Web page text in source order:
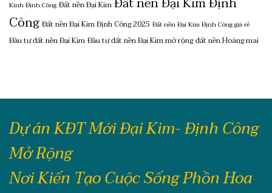
Kinh Định Công Đất nền Đại Kim
CôngĐất nền Đại Kim Định Công 2025 Đất nền Đại Kim Định Công giá rẻ
Đầu tư đất nền Đại KimĐầu tư đất nền Đại Kim mở rộngđất nền Hoàng mai
Dự án KĐT Mới Đại Kim- Định Công
Mở Rộng
Nơi Kiến Tạo Cuộc Sống Phồn Hoa